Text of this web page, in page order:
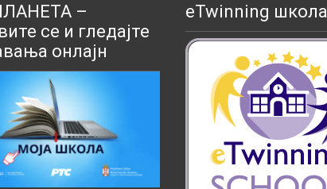
–
се и гледајте
онлајн
eTwinning школа